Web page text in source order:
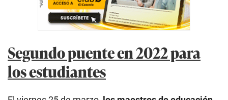
Segundo puente en 2022 para
los estudiantes